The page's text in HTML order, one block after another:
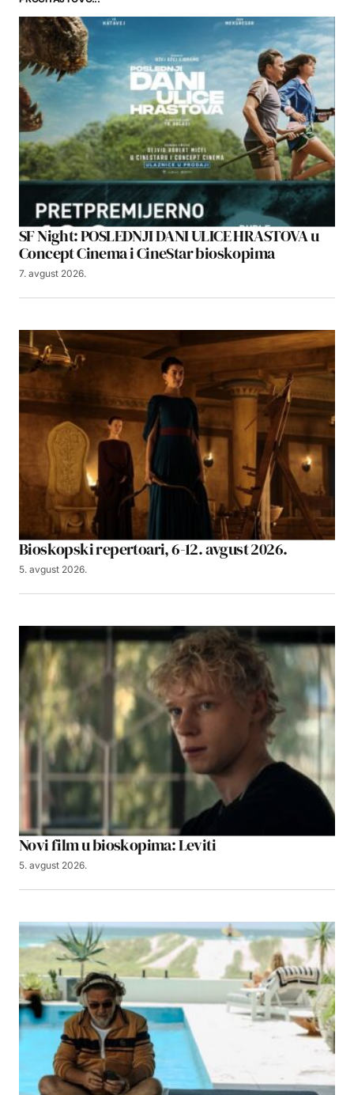
SF Night: POSLEDNJI DANI ULICE HRASTOVA u
Concept Cinema i CineStar bioskopima
7. avgust 2026.
Bioskopski repertoari, 6-12. avgust 2026.
5. avgust 2026.
Novi film u bioskopima: Leviti
5. avgust 2026.